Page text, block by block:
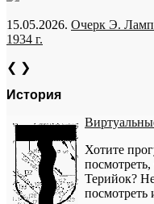
15.05.2026. Очерк Э.
1934 г.
❮ ❯
История
Хотите
Терийок?
посмотреть